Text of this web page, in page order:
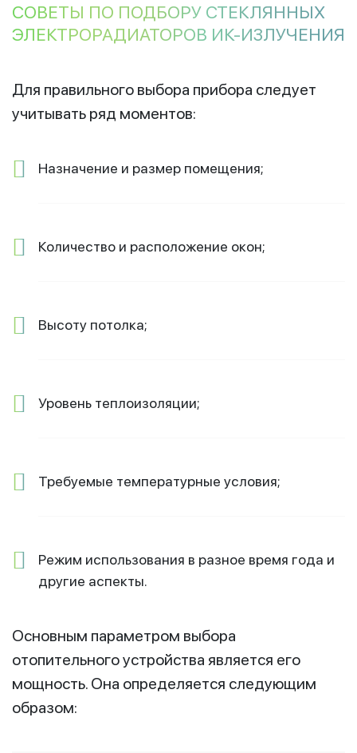
СОВЕТЫ ПО ПОДБОРУ СТЕКЛЯННЫХ
ЭЛЕКТРОРАДИАТОРОВ ИК-ИЗЛУЧЕНИЯ
Для правильного выбора прибора следует
учитывать ряд моментов:
Назначение и размер помещения;
Количество и расположение окон;
Высоту потолка;
Уровень теплоизоляции;
Требуемые температурные условия;
Режим использования в разное время года и
другие аспекты.
Основным параметром выбора
отопительного устройства является его
мощность. Она определяется следующим
образом: